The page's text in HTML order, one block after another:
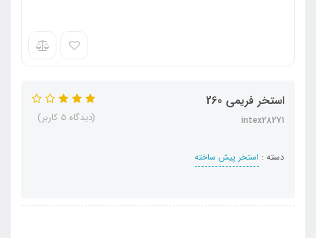
استخر فریمی 260
intex28271
دسته : استخر پیش ساخته
(دیدگاه 5 کاربر)